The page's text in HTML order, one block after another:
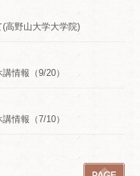
高野山大学大学院)
情報（9/20）
情報（7/10）